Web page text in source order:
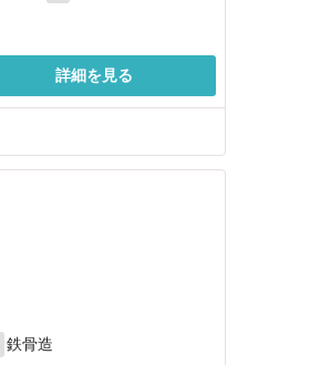
詳細を見る
鉄骨造